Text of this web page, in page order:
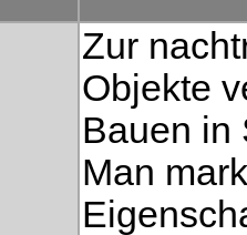
Zur
Objekte
Bauen in
Man